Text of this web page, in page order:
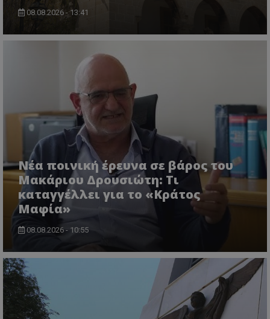
08.08.2026 - 13:41
Νέα ποινική έρευνα σε βάρος του
Μακάριου Δρουσιώτη: Τι
καταγγέλλει για το «Κράτος
Μαφία»
08.08.2026 - 10:55
VISITOR_PRIVACY_METADATA